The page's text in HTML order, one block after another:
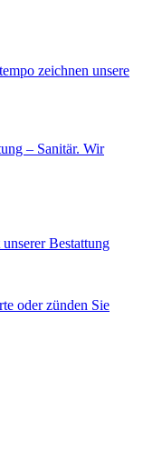
zeichnen unsere
– Sanitär. Wir
Bestattung
oder zünden Sie